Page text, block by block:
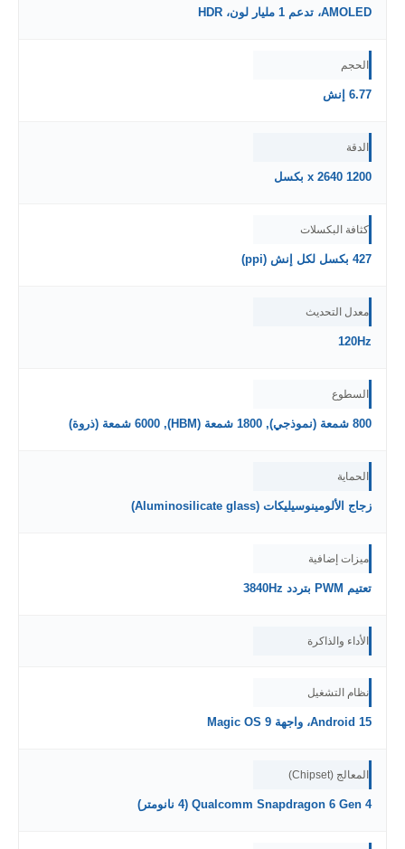
AMOLED، تدعم 1 مليار لون، HDR
الحجم
6.77 إنش
الدقة
1200 x 2640 بكسل
كثافة البكسلات
427 بكسل لكل إنش (ppi)
معدل التحديث
120Hz
السطوع
800 شمعة (نموذجي), 1800 شمعة (HBM), 6000 شمعة (ذروة)
الحماية
زجاج الألومينوسيليكات (Aluminosilicate glass)
ميزات إضافية
تعتيم PWM بتردد 3840Hz
الأداء والذاكرة
نظام التشغيل
Android 15، واجهة Magic OS 9
المعالج (Chipset)
Qualcomm Snapdragon 6 Gen 4 (4 نانومتر)